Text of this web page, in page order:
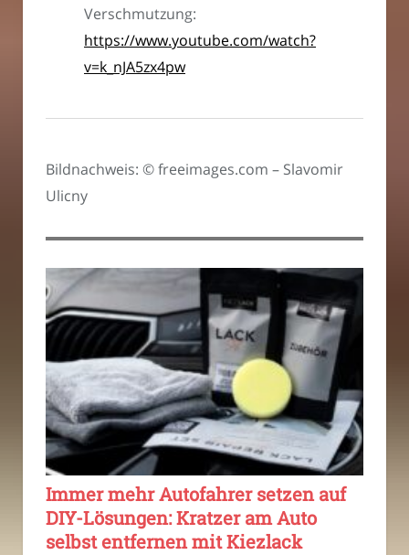
Verschmutzung:
https://www.youtube.com/watch?
v=k_nJA5zx4pw
Bildnachweis: © freeimages.com – Slavomir
Ulicny
Immer mehr Autofahrer setzen auf
DIY-Lösungen: Kratzer am Auto
selbst entfernen mit Kiezlack